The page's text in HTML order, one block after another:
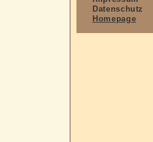
Datenschutz
Homepage